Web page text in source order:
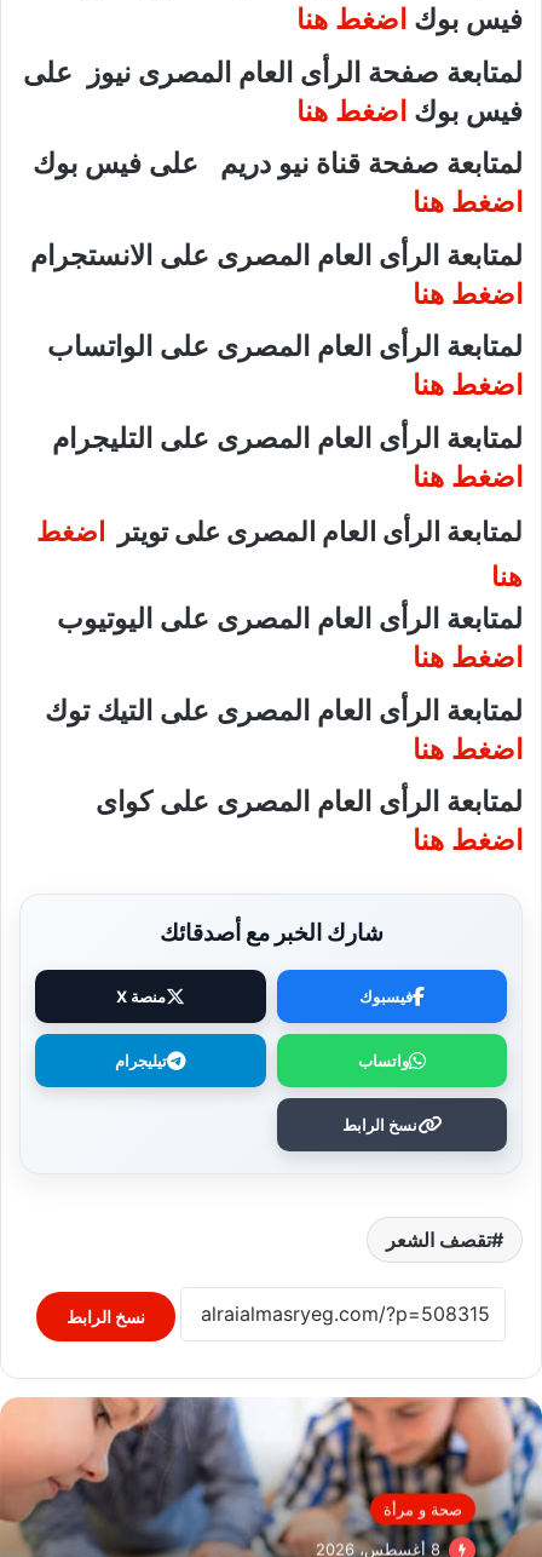
فيس بوك اضغط هنا
لمتابعة صفحة الرأى العام المصرى نيوز على
فيس بوك اضغط هنا
لمتابعة صفحة قناة نيو دريم على فيس بوك
اضغط هنا
لمتابعة الرأى العام المصرى على الانستجرام
اضغط هنا
لمتابعة الرأى العام المصرى على الواتساب
اضغط هنا
لمتابعة الرأى العام المصرى على التليجرام
اضغط هنا
لمتابعة الرأى العام المصرى على تويتر
اضغط
هنا
لمتابعة الرأى العام المصرى على اليوتيوب
اضغط هنا
لمتابعة الرأى العام المصرى على التيك توك
اضغط هنا
لمتابعة الرأى العام المصرى على كواى
اضغط هنا
شارك الخبر مع أصدقائك
فيسبوك منصة X
واتساب تيليجرام
نسخ الرابط
تقصف الشعر
نسخ الرابط
صحة و مرأة
8 أغسطس، 2026